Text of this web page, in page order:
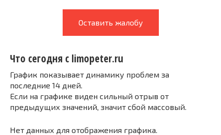
Оставить жалобу
Что сегодня с limopeter.ru
График показывает динамику проблем за
последние 14 дней.
Если на графике виден сильный отрыв от
предыдущих значений, значит сбой массовый.
Нет данных для отображения графика.